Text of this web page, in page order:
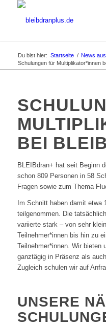
Du bist hier: Startseite / News
Schulungen für Multiplikator*innen
BEI
BLEIBdran+ hat seit Beginn
schon 809 Personen in 58
Fragen sowie zum Thema
Im Schnitt haben damit etwa
teilgenommen. Die
variierte stark – von sehr
Teilnehmer*innen bis hin zu
Teilnehmer*innen. Wir bieten
ganztägig in Präsenz als
Zugleich schulen wir auf
UNSERE